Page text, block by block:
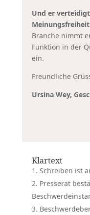
Und er
Branche nimmt
Funktion in der
ein.
Freundliche
Ursina Wey,
Klartext
Schreiben ist
Presserat